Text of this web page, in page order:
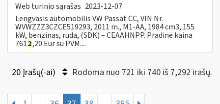
Web turinio sąrašas 2023-12-07
Lengvasis automobilis VW Passat CC, VIN Nr.
WVWZZZ3CZCE519293, 2011 m., M1-AA, 1984 cm3, 155
kW, benzinas, ruda, (SDK) – CEAAHNPP. Pradinė kaina
7612,20 Eur su PVM....
20 Įrašų(-ai) Rodoma nuo 721 iki 740 iš 7,292 irašų.